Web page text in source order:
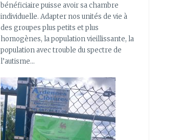
bénéficiaire puisse avoir sa chambre
individuelle. Adapter nos unités de vie à
des groupes plus petits et plus
homogènes, la population vieillissante, la
population avec trouble du spectre de
l’autisme…